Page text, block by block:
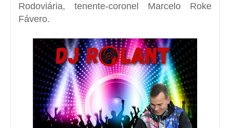
Rodoviária, tenente-coronel Marcelo Roke
Fávero.